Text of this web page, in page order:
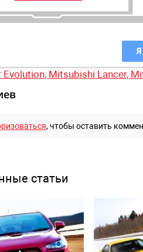
Evolution, Mitsubishi Lancer,
, чтобы оставить
статьи